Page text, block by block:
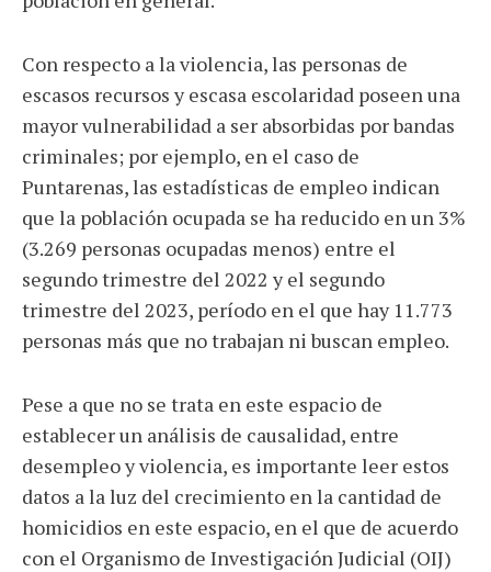
Con respecto a la violencia, las personas de
escasos recursos y escasa escolaridad poseen una
mayor vulnerabilidad a ser absorbidas por bandas
criminales; por ejemplo, en el caso de
Puntarenas, las estadísticas de empleo indican
que la población ocupada se ha reducido en un 3%
(3.269 personas ocupadas menos) entre el
segundo trimestre del 2022 y el segundo
trimestre del 2023, período en el que hay 11.773
personas más que no trabajan ni buscan empleo.
Pese a que no se trata en este espacio de
establecer un análisis de causalidad, entre
desempleo y violencia, es importante leer estos
datos a la luz del crecimiento en la cantidad de
homicidios en este espacio, en el que de acuerdo
con el Organismo de Investigación Judicial (OIJ)